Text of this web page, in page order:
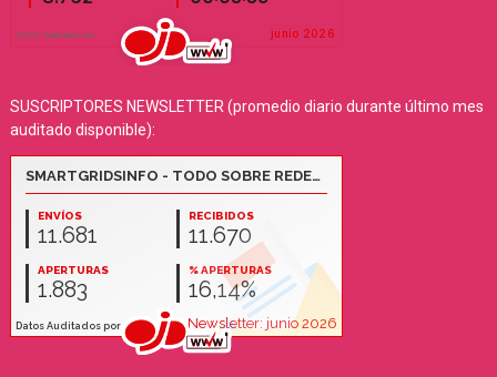
SUSCRIPTORES NEWSLETTER (promedio diario durante último mes
auditado disponible):